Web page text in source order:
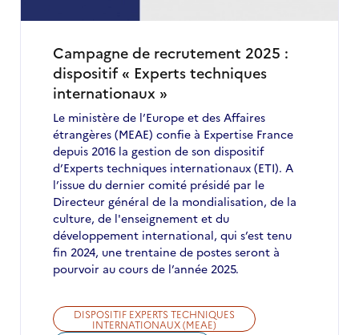
manquer
février
2025
Campagne de recrutement 2025 :
dispositif « Experts techniques
internationaux »
Le ministère de l’Europe et des Affaires
étrangères (MEAE) confie à Expertise France
depuis 2016 la gestion de son dispositif
d’Experts techniques internationaux (ETI). A
l’issue du dernier comité présidé par le
Directeur général de la mondialisation, de la
culture, de l'enseignement et du
développement international, qui s’est tenu
fin 2024, une trentaine de postes seront à
pourvoir au cours de l’année 2025.
DISPOSITIF EXPERTS TECHNIQUES
INTERNATIONAUX (MEAE)